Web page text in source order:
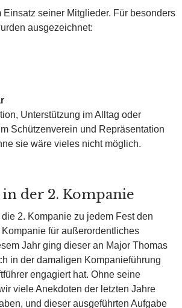
Einsatz seiner Mitglieder. Für besonders
ausgezeichnet:
Unterstützung im Alltag oder
Schützenverein und Repräsentation
sie wäre vieles nicht möglich.
der 2. Kompanie
2. Kompanie zu jedem Fest den
für außerordentliches
Jahr ging dieser an Major Thomas
in der damaligen Kompanieführung
engagiert hat. Ohne seine
viele Anekdoten der letzten Jahre
und dieser ausgeführten Aufgabe